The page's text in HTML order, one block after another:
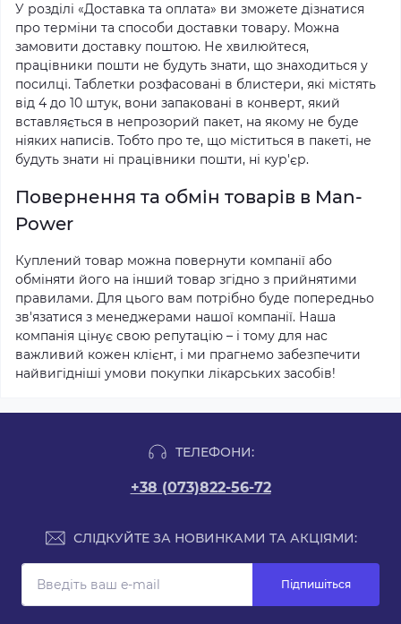
У розділі «Доставка та оплата» ви зможете дізнатися
про терміни та способи доставки товару. Можна
замовити доставку поштою. Не хвилюйтеся,
працівники пошти не будуть знати, що знаходиться у
посилці. Таблетки розфасовані в блистери, які містять
від 4 до 10 штук, вони запаковані в конверт, який
вставляється в непрозорий пакет, на якому не буде
ніяких написів. Тобто про те, що міститься в пакеті, не
будуть знати ні працівники пошти, ні кур'єр.
Повернення та обмін товарів в Man-
Power
Куплений товар можна повернути компанії або
обміняти його на інший товар згідно з прийнятими
правилами. Для цього вам потрібно буде попередньо
зв'язатися з менеджерами нашої компанії. Наша
компанія цінує свою репутацію – і тому для нас
важливий кожен клієнт, і ми прагнемо забезпечити
найвигідніші умови покупки лікарських засобів!
ТЕЛЕФОНИ:
+38 (073)822-56-72
СЛІДКУЙТЕ ЗА НОВИНКАМИ ТА АКЦІЯМИ:
Підпишіться